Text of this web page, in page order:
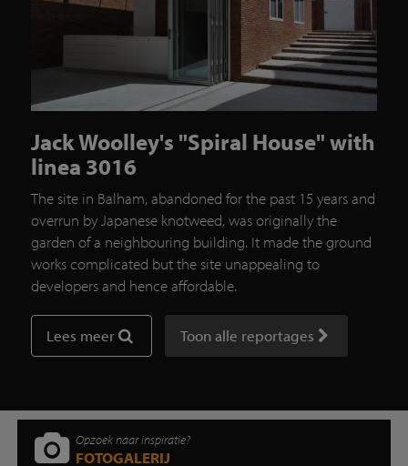
Jack Woolley's "Spiral House" with
linea 3016
The site in Balham, abandoned for the past 15 years and
overrun by Japanese knotweed, was originally the
garden of a neighbouring building. It made the ground
works complicated but the site unappealing to
developers and hence affordable.
Lees meer Toon alle reportages
Opzoek naar inspiratie?
FOTOGALERIJ